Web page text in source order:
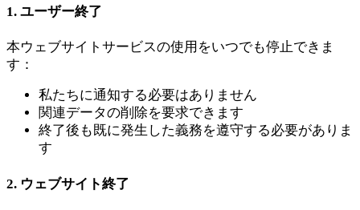
1. ユーザー終了
本ウェブサイトサービスの使用をいつでも停止できま
す：
私たちに通知する必要はありません
関連データの削除を要求できます
終了後も既に発生した義務を遵守する必要がありま
す
2. ウェブサイト終了